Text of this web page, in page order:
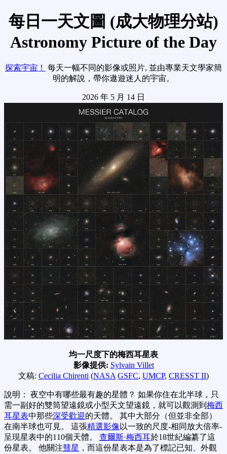
每日一天文圖 (成大物理分站)
Astronomy Picture of the Day
探索宇宙！
每天一幅不同的影像或照片, 並由專業天文學家簡
明的解說，帶你遨遊迷人的宇宙。
2026 年 5 月 14 日
均一尺度下的梅西耳星表
影像提供: Sylvain Villet
文稿: Cecilia Chirenti (NASA GSFC, UMCP, CRESST II)
說明： 夜空中有哪些最有趣的星體？ 如果你住在北半球，只
需一副好的雙筒望遠鏡或小型天文望遠鏡，就可以觀測到 梅西
耳星表中那些深受歡迎的天體。 其中大部分（但並非全部）
在南半球也可見。 這張精選影像 以一致的尺度-相同放大倍率-
呈現星表中的110個天體。 查爾斯·梅西耳於18世紀編纂了這
份星表。 他關注彗星 ，而這份星表本是為了標記已知、外觀